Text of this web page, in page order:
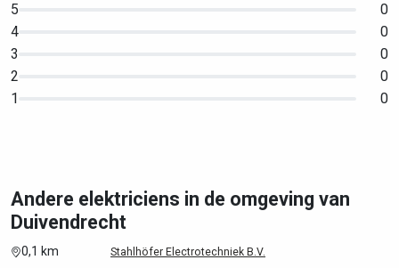
5
0
4
0
3
0
2
0
1
0
Andere elektriciens in de omgeving van
Duivendrecht
0,1 km Stahlhöfer Electrotechniek B.V.